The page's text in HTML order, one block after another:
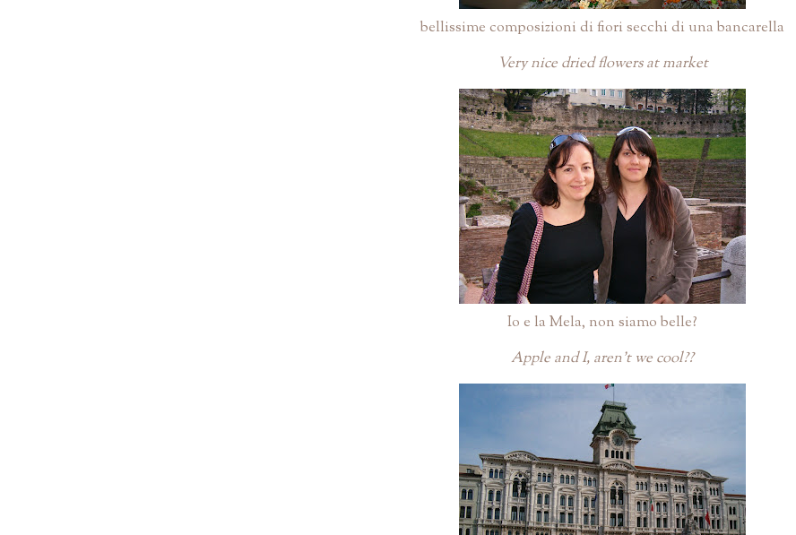
bellissime composizioni di fiori secchi di una bancarella
Very nice dried flowers at market
Io e la Mela, non siamo belle?
Apple and I, aren't we cool??